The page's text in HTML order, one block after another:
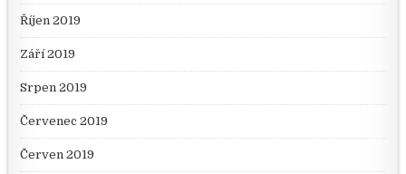
Říjen 2019
Září 2019
Srpen 2019
Červenec 2019
Červen 2019